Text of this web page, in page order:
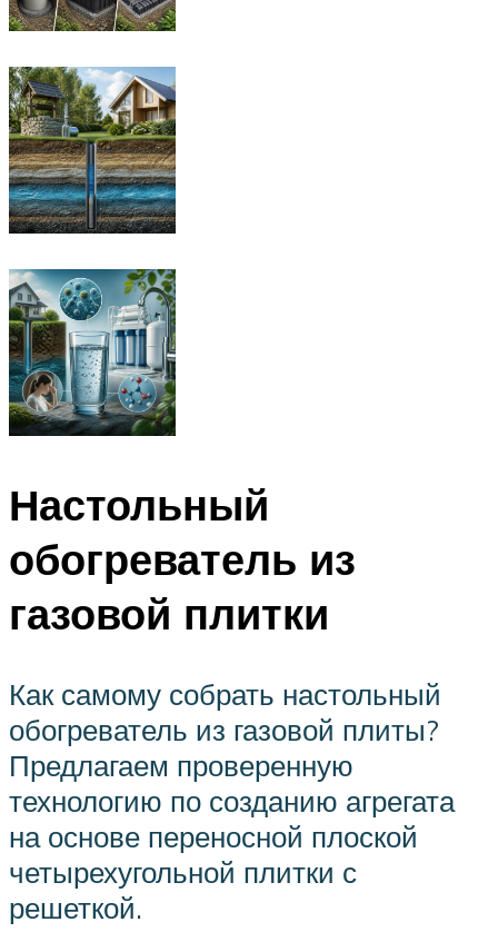
Настольный
обогреватель из
газовой плитки
Как самому собрать настольный
обогреватель из газовой плиты?
Предлагаем проверенную
технологию по созданию агрегата
на основе переносной плоской
четырехугольной плитки с
решеткой.